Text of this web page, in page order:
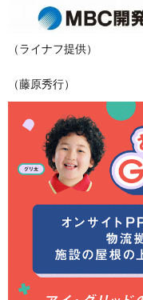
（ライナフ提供）
（藤原秀行）